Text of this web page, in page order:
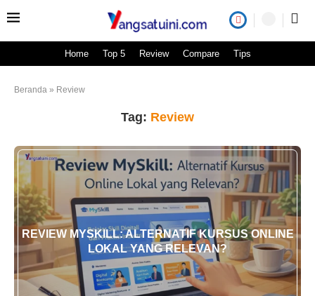
Home Top 5 Review Compare Tips
Beranda » Review
Tag: Review
REVIEW MYSKILL: ALTERNATIF KURSUS ONLINE
LOKAL YANG RELEVAN?